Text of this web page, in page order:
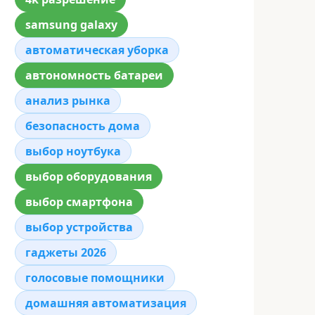
samsung galaxy
автоматическая уборка
автономность батареи
анализ рынка
безопасность дома
выбор ноутбука
выбор оборудования
выбор смартфона
выбор устройства
гаджеты 2026
голосовые помощники
домашняя автоматизация